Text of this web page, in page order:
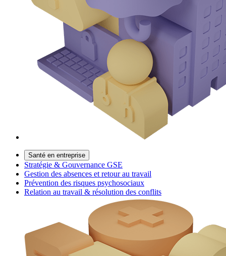
Santé en entreprise
Stratégie & Gouvernance GSE
Gestion des absences et retour au travail
Prévention des risques psychosociaux
Relation au travail & résolution des conflits